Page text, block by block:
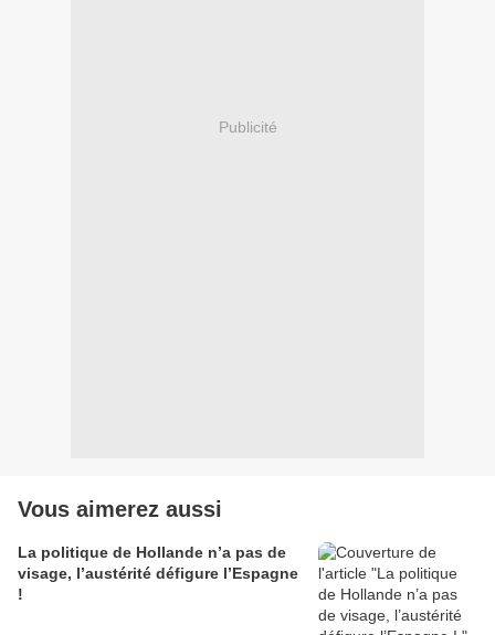
Publicité
Vous aimerez aussi
La politique de Hollande n’a pas de
visage, l’austérité défigure l’Espagne
!